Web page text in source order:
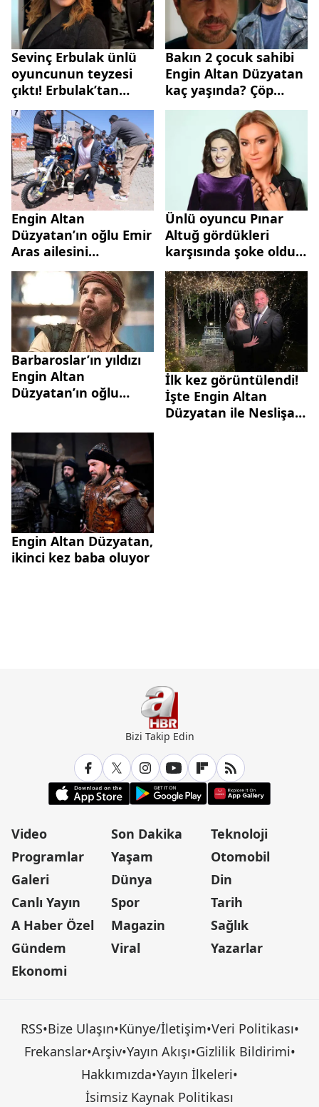
Sevinç Erbulak ünlü
oyuncunun teyzesi
çıktı! Erbulak’tan
boğazları düğümleyen
itiraf: ‘Bağırıp çıktım,
2 saat içinde
kaybettik’
Bakın 2 çocuk sahibi
Engin Altan Düzyatan
kaç yaşında? Çöp
Adam’ın Tamer’i Engin
Altan Düzyatan’tan
özel çocuk açıklaması!
Engin Altan
Düzyatan’ın oğlu Emir
Aras ailesini
gururlandırdı!
Babasının izinden
gidiyor...
Ünlü oyuncu Pınar
Altuğ gördükleri
karşısında şoke oldu!
Sosyal medya
hesabından Yıldız
Tilbe'ye sordu
Barbaroslar’ın yıldızı
Engin Altan
Düzyatan’ın oğlu
İlk kez görüntülendi!
İşte Engin Altan
Düzyatan ile Neslişah
Engin Altan Düzyatan,
ikinci kez baba oluyor
Bizi Takip Edin
Video
Programlar
Galeri
Canlı Yayın
A Haber Özel
Gündem
Ekonomi
Son Dakika
Yaşam
Dünya
Spor
Magazin
Viral
Teknoloji
Otomobil
Din
Tarih
Sağlık
Yazarlar
RSS•Bize Ulaşın•Künye/İletişim•Veri Politikası•
Frekanslar•Arşiv•Yayın Akışı•Gizlilik Bildirimi•
Hakkımızda•Yayın İlkeleri•
İsimsiz Kaynak Politikası